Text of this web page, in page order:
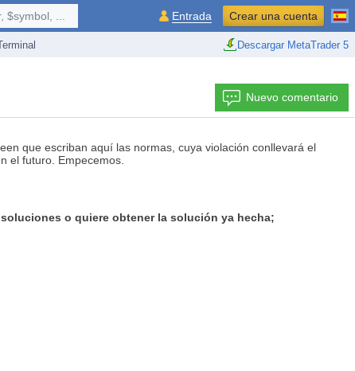
Descargar MetaTrader 5
$symbol, ... Entrada Crear una cuenta
Nuevo comentario
que escriban aquí las normas, cuya violación conllevará el
el futuro. Empecemos.
o quiere obtener la solución ya hecha;